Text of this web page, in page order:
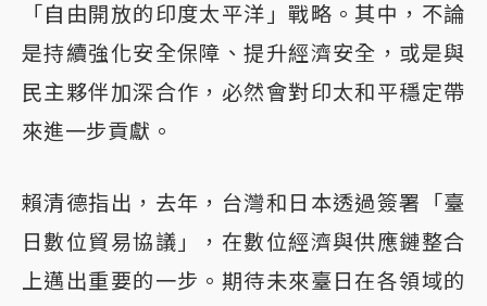
「自由開放的印度太平洋」戰略。其中，不論
是持續強化安全保障、提升經濟安全，或是與
民主夥伴加深合作，必然會對印太和平穩定帶
來進一步貢獻。
賴清德指出，去年，台灣和日本透過簽署「臺
日數位貿易協議」，在數位經濟與供應鏈整合
上邁出重要的一步。期待未來臺日在各領域的